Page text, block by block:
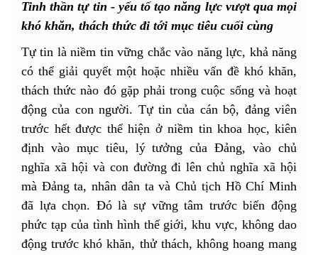
Tinh thần tự tin - yếu tố tạo năng lực vượt qua mọi
khó khăn, thách thức đi tới mục tiêu cuối cùng
Tự tin là niềm tin vững chắc vào năng lực, khả năng
có thể giải quyết một hoặc nhiều vấn đề khó khăn,
thách thức nào đó gặp phải trong cuộc sống và hoạt
động của con người. Tự tin của cán bộ, đảng viên
trước hết được thể hiện ở niềm tin khoa học, kiên
định vào mục tiêu, lý tưởng của Đảng, vào chủ
nghĩa xã hội và con đường đi lên chủ nghĩa xã hội
mà Đảng ta, nhân dân ta và Chủ tịch Hồ Chí Minh
đã lựa chọn. Đó là sự vững tâm trước biến động
phức tạp của tình hình thế giới, khu vực, không dao
động trước khó khăn, thử thách, không hoang mang